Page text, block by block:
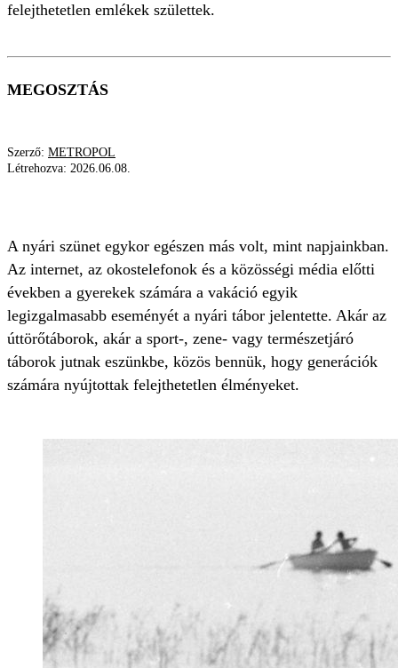
felejthetetlen emlékek születtek.
MEGOSZTÁS
Szerző: METROPOL
Létrehozva: 2026.06.08.
A nyári szünet egykor egészen más volt, mint napjainkban.
Az internet, az okostelefonok és a közösségi média előtti
években a gyerekek számára a vakáció egyik
legizgalmasabb eseményét a nyári tábor jelentette. Akár az
úttörőtáborok, akár a sport-, zene- vagy természetjáró
táborok jutnak eszünkbe, közös bennük, hogy generációk
számára nyújtottak felejthetetlen élményeket.